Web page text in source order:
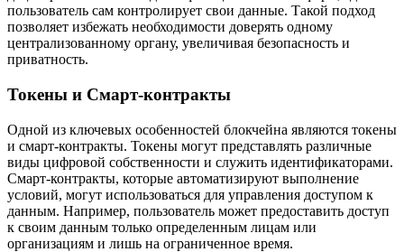
пользователь сам контролирует свои данные. Такой подход
позволяет избежать необходимости доверять одному
централизованному органу, увеличивая безопасность и
приватность.
Токены и Смарт-контракты
Одной из ключевых особенностей блокчейна являются токены
и смарт-контракты. Токены могут представлять различные
виды цифровой собственности и служить идентификаторами.
Смарт-контракты, которые автоматизируют выполнение
условий, могут использоваться для управления доступом к
данным. Например, пользователь может предоставить доступ
к своим данным только определенным лицам или
организациям и лишь на ограниченное время.